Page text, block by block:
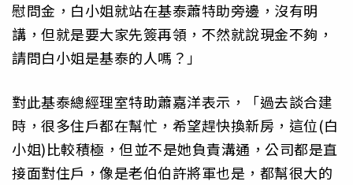
慰問金，白小姐就站在基泰蕭特助旁邊，沒有明
講，但就是要大家先簽再領，不然就說現金不夠，
請問白小姐是基泰的人嗎？」
對此基泰總經理室特助蕭嘉洋表示，「過去談合建
時，很多住戶都在幫忙，希望趕快換新房，這位(白
小姐)比較積極，但並不是她負責溝通，公司都是直
接面對住戶，像是老伯伯許將軍也是，都幫很大的